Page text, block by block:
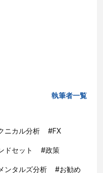
執筆者一覧
ニカル分析 #FX
ドセット #政策
ンタルズ分析 #お勧め